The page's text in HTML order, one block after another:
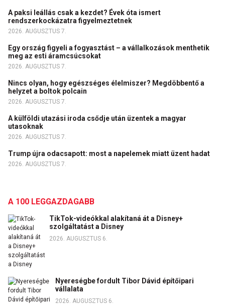
A paksi leállás csak a kezdet? Évek óta ismert
rendszerkockázatra figyelmeztetnek
2026. AUGUSZTUS 7.
Egy ország figyeli a fogyasztást – a vállalkozások menthetik
meg az esti áramcsúcsokat
2026. AUGUSZTUS 7.
Nincs olyan, hogy egészséges élelmiszer? Megdöbbentő a
helyzet a boltok polcain
2026. AUGUSZTUS 7.
A külföldi utazási iroda csődje után üzentek a magyar
utasoknak
2026. AUGUSZTUS 7.
Trump újra odacsapott: most a napelemek miatt üzent hadat
2026. AUGUSZTUS 7.
A 100 LEGGAZDAGABB
TikTok-videókkal alakítaná át a Disney+
szolgáltatást a Disney
2026. AUGUSZTUS 6.
Nyereségbe fordult Tibor Dávid építőipari
vállalata
2026. AUGUSZTUS 6.